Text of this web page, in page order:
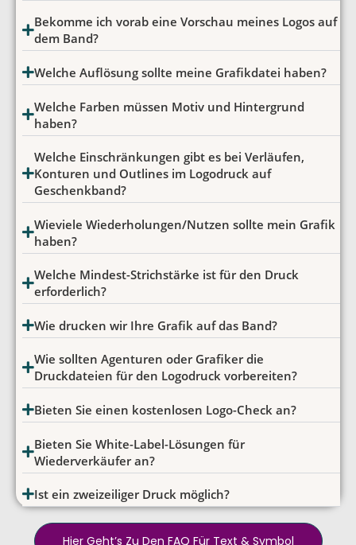
Bekomme ich vorab eine Vorschau meines Logos auf
dem Band?
Welche Auflösung sollte meine Grafikdatei haben?
Welche Farben müssen Motiv und Hintergrund
haben?
Welche Einschränkungen gibt es bei Verläufen,
Konturen und Outlines im Logodruck auf
Geschenkband?
Wieviele Wiederholungen/Nutzen sollte mein Grafik
haben?
Welche Mindest-Strichstärke ist für den Druck
erforderlich?
Wie drucken wir Ihre Grafik auf das Band?
Wie sollten Agenturen oder Grafiker die
Druckdateien für den Logodruck vorbereiten?
Bieten Sie einen kostenlosen Logo-Check an?
Bieten Sie White-Label-Lösungen für
Wiederverkäufer an?
Ist ein zweizeiliger Druck möglich?
Hier Geht’s Zu Den FAQ Für Text & Symbol